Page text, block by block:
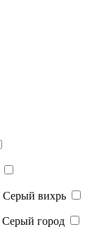
вихрь
город